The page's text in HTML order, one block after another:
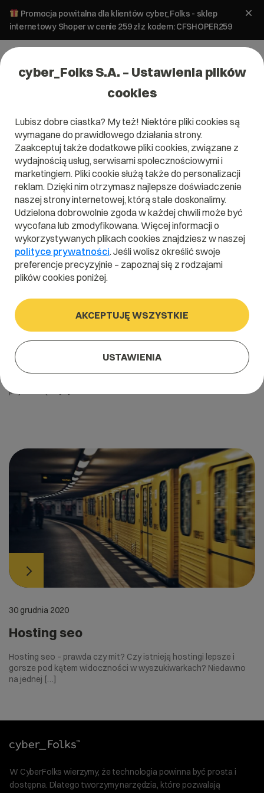
Promocja powitalna dla klientów cyber_Folks - sklep
internetowy Shoper w cenie 259 zł z kodem: CFSHOPER259
#szybkość stron
17 listopada 2021
Wydajność sklepu internetowego
Wydajność sklepu internetowego to zagadnienie, nad którym
pojawił się w […]
30 grudnia 2020
Hosting seo
Hosting seo – prawda czy mit? Czy istnieją hostingi lepsze i
gorsze pod kątem widoczności w wyszukiwarkach? Niedawno
na jednej […]
W CyberFolks wierzymy, że technologia powinna być prosta i
dostępna. Dlatego tworzymy narzędzia, które pozwalają
cyber_Folks S.A. – Ustawienia plików
cookies
Lubisz dobre ciastka? My też! Niektóre pliki cookies są
wymagane do prawidłowego działania strony.
Zaakceptuj także dodatkowe pliki cookies, związane z
wydajnością usług, serwisami społecznościowymi i
marketingiem. Pliki cookie służą także do personalizacji
reklam. Dzięki nim otrzymasz najlepsze doświadczenie
naszej strony internetowej, którą stale doskonalimy.
Udzielona dobrowolnie zgoda w każdej chwili może być
wycofana lub zmodyfikowana. Więcej informacji o
wykorzystywanych plikach cookies znajdziesz w naszej
polityce prywatności. Jeśli wolisz określić swoje
preferencje precyzyjnie – zapoznaj się z rodzajami
plików cookies poniżej.
AKCEPTUJĘ WSZYSTKIE
USTAWIENIA